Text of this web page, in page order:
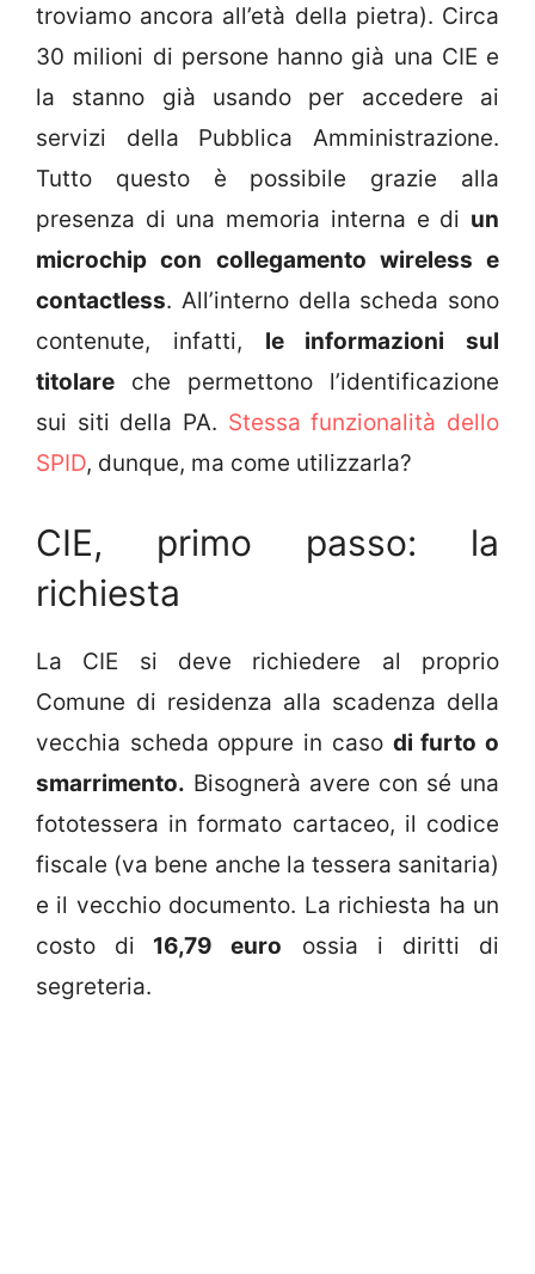
troviamo ancora all’età della pietra). Circa
30 milioni di persone hanno già una CIE e
la stanno già usando per accedere ai
servizi della Pubblica Amministrazione.
Tutto questo è possibile grazie alla
presenza di una memoria interna e di un
microchip con collegamento wireless e
contactless. All’interno della scheda sono
contenute, infatti, le informazioni sul
titolare che permettono l’identificazione
sui siti della PA. Stessa funzionalità dello
SPID, dunque, ma come utilizzarla?
CIE, primo passo: la
richiesta
La CIE si deve richiedere al proprio
Comune di residenza alla scadenza della
vecchia scheda oppure in caso di furto o
smarrimento. Bisognerà avere con sé una
fototessera in formato cartaceo, il codice
fiscale (va bene anche la tessera sanitaria)
e il vecchio documento. La richiesta ha un
costo di 16,79 euro ossia i diritti di
segreteria.